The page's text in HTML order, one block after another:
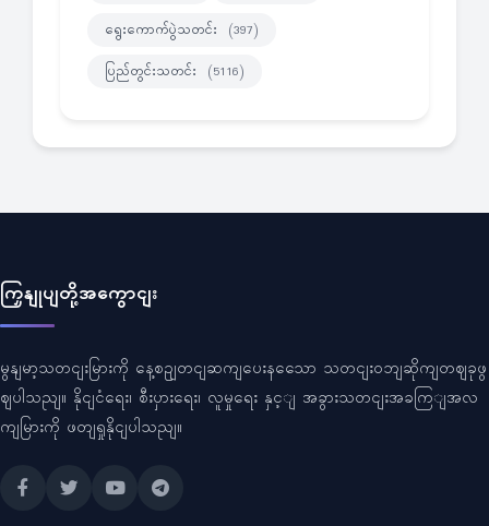
ရွေးကောက်ပွဲသတင်း (397)
ပြည်တွင်းသတင်း (5116)
ကြှနျုပျတို့အကွောငျး
မွနျမာ့သတငျးမြားကို နေ့စဥျတငျဆကျပေးနသေော သတငျးဝဘျဆိုကျတဈခုဖွ
ဈပါသညျ။ နိုငျငံရေး၊ စီးပှားရေး၊ လူမှုရေး နှင့ျ အခွားသတငျးအခကြျအလ
ကျမြားကို ဖတျရှုနိုငျပါသညျ။